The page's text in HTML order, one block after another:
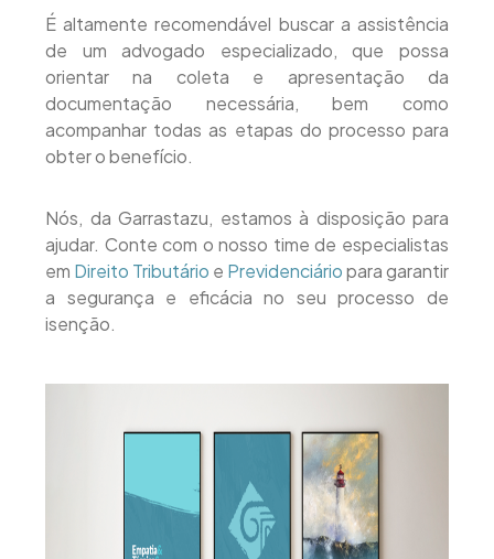
É altamente recomendável buscar a assistência
de um advogado especializado, que possa
orientar na coleta e apresentação da
documentação necessária, bem como
acompanhar todas as etapas do processo para
obter o benefício.
Nós, da Garrastazu, estamos à disposição para
ajudar. Conte com o nosso time de especialistas
em Direito Tributário e Previdenciáriopara garantir
a segurança e eficácia no seu processo de
isenção.